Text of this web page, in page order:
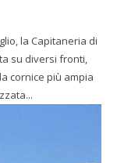
la Capitaneria di
su diversi fronti,
cornice più ampia